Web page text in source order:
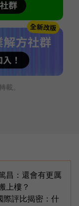
載。
昌：還會有更厲
上樓？
評比揭密：什